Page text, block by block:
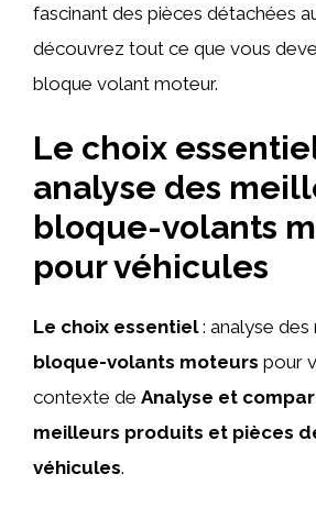
fascinant des pièces détachées
découvrez tout ce que vous
bloque volant moteur.
Le choix
analyse des
bloque-volants
pour véhicules
Le choix essentiel: analyse des
bloque-volants moteurs pour
contexte de Analyse et
meilleurs produits et pièces
véhicules.